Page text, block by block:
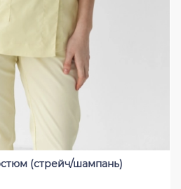
(стрейч/шампань)